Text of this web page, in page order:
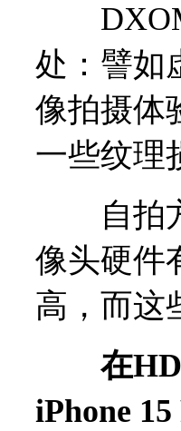
处：譬如
像拍摄体
一些纹理
自拍方
像头硬件
高，而这
在
iPhone